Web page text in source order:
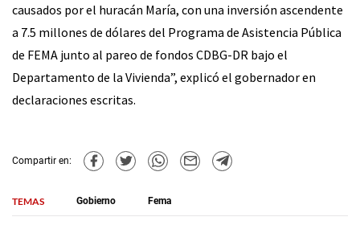
causados por el huracán María, con una inversión ascendente
a 7.5 millones de dólares del Programa de Asistencia Pública
de FEMA junto al pareo de fondos CDBG-DR bajo el
Departamento de la Vivienda”, explicó el gobernador en
declaraciones escritas.
Compartir en:
TEMAS Gobierno Fema